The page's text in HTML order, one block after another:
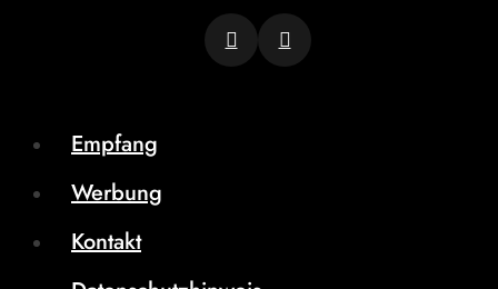
Empfang
Werbung
Kontakt